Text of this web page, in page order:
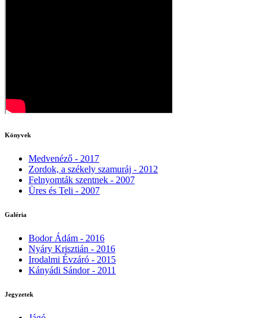
Könyvek
Medvenéző - 2017
Zordok, a székely szamuráj - 2012
Felnyomták szentnek - 2007
Üres és Teli - 2007
Galéria
Bodor Ádám - 2016
Nyáry Krisztián - 2016
Irodalmi Évzáró - 2015
Kányádi Sándor - 2011
Jegyzetek